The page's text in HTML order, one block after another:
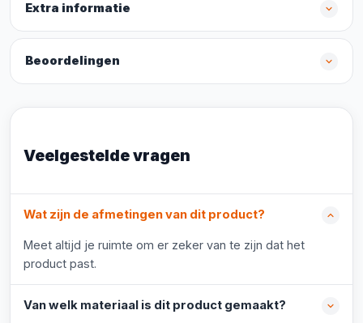
Extra informatie
Beoordelingen
Veelgestelde vragen
Wat zijn de afmetingen van dit product?
Meet altijd je ruimte om er zeker van te zijn dat het
product past.
Van welk materiaal is dit product gemaakt?